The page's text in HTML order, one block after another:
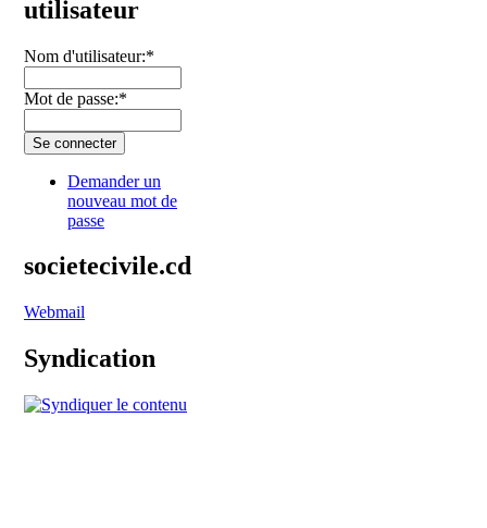
utilisateur
Nom d'utilisateur:*
Mot de passe:*
Demander un
nouveau mot de
passe
societecivile.cd
Webmail
Syndication